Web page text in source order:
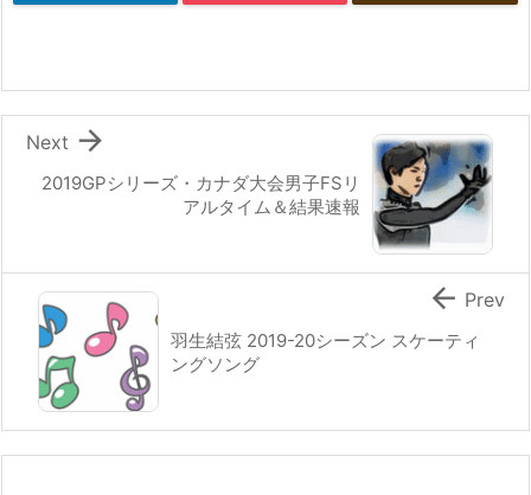
2019GPシリーズ・カナダ大会男子FSリ
アルタイム＆結果速報

Next
羽生結弦 2019-20シーズン スケーティ
ングソング
 Prev